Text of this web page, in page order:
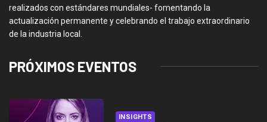
realizados con estándares mundiales- fomentando la
actualización permanente y celebrando el trabajo extraordinario
de la industria local.
PRÓXIMOS EVENTOS
INSIGHTS